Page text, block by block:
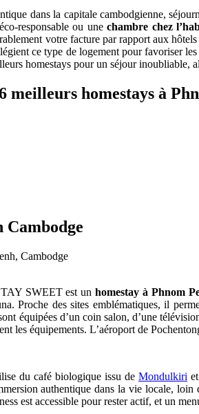
dans la capitale cambodgienne,
responsable ou unechambre chez
votre facture par rapport aux
ce type de logement pour favoriser
homestays pour un séjour inoubliable,
meilleurs homestays à
Cambodge
Cambodge
SWEET est unhomestay à Phnom
Proche des sites emblématiques, il
équipées d’un coin salon, d’une
les équipements. L’aéroport de
du café biologique issu de Mondulkiri
authentique dans la vie locale,
est accessible pour rester actif, et un